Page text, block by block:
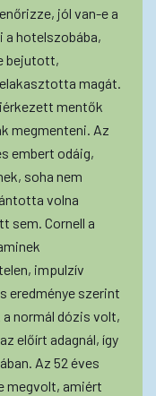
jól van-e a
a hotelszobába,
bejutott,
magát.
mentők
megmenteni. Az
embert odáig,
soha nem
volna
sem. Cornell a
impulzív
eredménye szerint
normál dózis volt,
előírt adagnál, így
Az 52 éves
megvolt, amiért